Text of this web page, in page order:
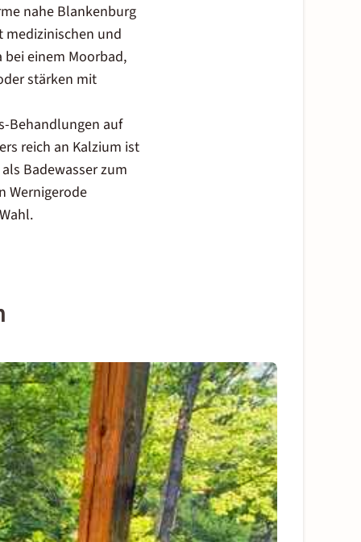
nahe Blankenburg
medizinischen und
einem Moorbad,
stärken mit
Behandlungen auf
reich an Kalzium ist
Badewasser zum
Wernigerode